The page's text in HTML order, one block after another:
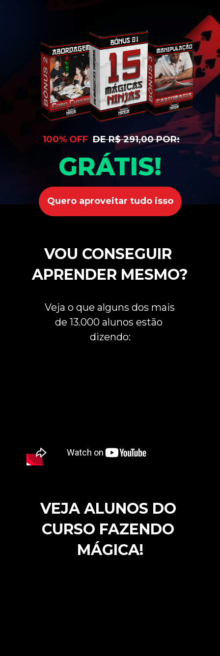
Quero aproveitar tudo isso
GRÁTIS!
DE R$ 291,00 POR:
100% OFF
Veja o que alguns dos mais
de 13.000 alunos estão
dizendo:
VOU CONSEGUIR
APRENDER MESMO?
VEJA ALUNOS DO
CURSO FAZENDO
MÁGICA!